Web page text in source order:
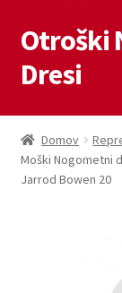
Skip
to
navigation
Skip
to
content
Otroški
Dresi
Domov
Blog
Domov
Moški Nogometni
Jarrod Bowen 20